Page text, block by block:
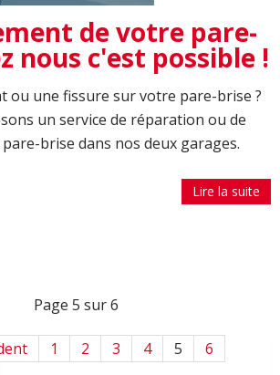
de votre pare-
nous c'est possible !
ou une fissure sur votre pare-brise ?
un service de réparation ou de
brise dans nos deux garages.
Lire la suite
Page 5 sur 6
1 2 3 4 5
6